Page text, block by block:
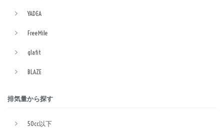
YADEA
FreeMile
glafit
BLAZE
排気量から探す
50cc以下